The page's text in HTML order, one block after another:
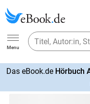
Ebook.de
Menu
Das eBook.de Hörbuch